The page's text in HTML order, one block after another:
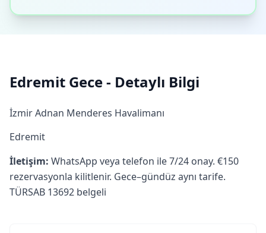
Edremit Gece - Detaylı Bilgi
İzmir Adnan Menderes Havalimanı
Edremit
İletişim: WhatsApp veya telefon ile 7/24 onay. €150
rezervasyonla kilitlenir. Gece–gündüz aynı tarife.
TÜRSAB 13692 belgeli